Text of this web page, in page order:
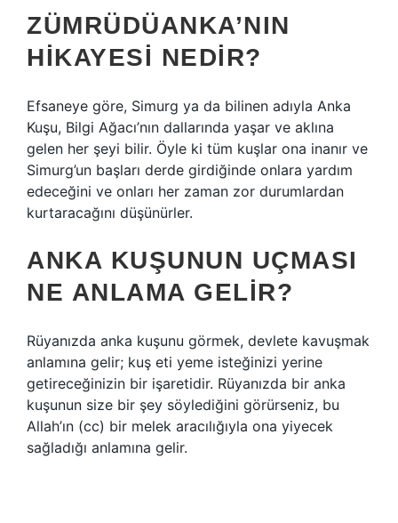
ZÜMRÜDÜANKA’NIN
HIKAYESI NEDIR?
Efsaneye göre, Simurg ya da bilinen adıyla Anka
Kuşu, Bilgi Ağacı’nın dallarında yaşar ve aklına
gelen her şeyi bilir. Öyle ki tüm kuşlar ona inanır ve
Simurg’un başları derde girdiğinde onlara yardım
edeceğini ve onları her zaman zor durumlardan
kurtaracağını düşünürler.
ANKA KUŞUNUN UÇMASI
NE ANLAMA GELIR?
Rüyanızda anka kuşunu görmek, devlete kavuşmak
anlamına gelir; kuş eti yeme isteğinizi yerine
getireceğinizin bir işaretidir. Rüyanızda bir anka
kuşunun size bir şey söylediğini görürseniz, bu
Allah’ın (cc) bir melek aracılığıyla ona yiyecek
sağladığı anlamına gelir.